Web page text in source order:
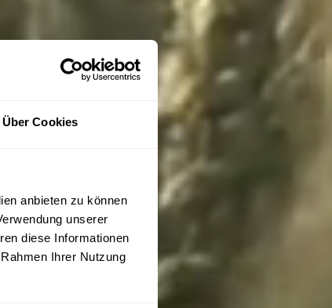
Über Cookies
anbieten zu können
unserer
diese Informationen
Ihrer Nutzung